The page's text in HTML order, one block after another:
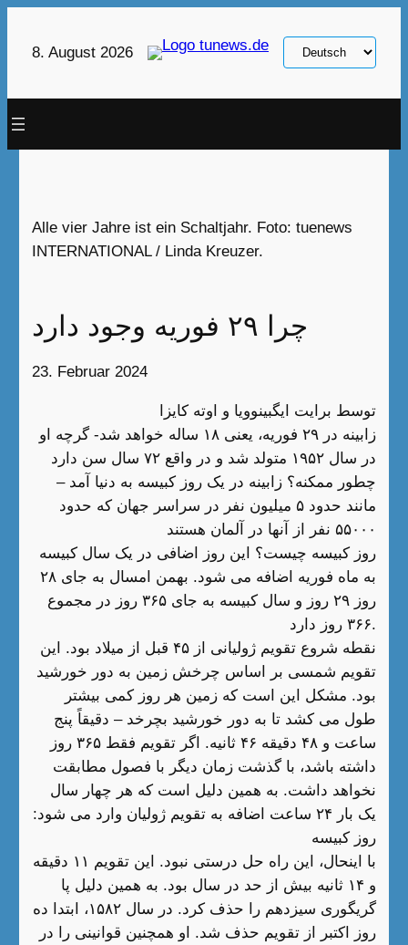
8. August 2026
Sprache
auswählen
Alle vier Jahre ist ein Schaltjahr. Foto: tuenews
INTERNATIONAL / Linda Kreuzer.
چرا ۲۹ فوریه وجود دارد
23. Februar 2024
توسط برایت ایگبینوویا و اوته کایزا
زابینه در ۲۹ فوریه، یعنی ۱۸ ساله خواهد شد- گرچه او
در سال ۱۹۵۲ متولد شد و در واقع ۷۲ سال سن دارد
چطور ممکنه؟ زابینه در یک روز کبیسه به دنیا آمد –
مانند حدود ۵ میلیون نفر در سراسر جهان که حدود
۵۵۰۰۰ نفر از آنها در آلمان هستند
روز کبیسه چیست؟ این روز اضافی در یک سال کبیسه
به ماه فوریه اضافه می شود. بهمن امسال به جای ۲۸
روز ۲۹ روز و سال کبیسه به جای ۳۶۵ روز در مجموع
۳۶۶ روز دارد.
نقطه شروع تقویم ژولیانی از ۴۵ قبل از میلاد بود. این
تقویم شمسی بر اساس چرخش زمین به دور خورشید
بود. مشکل این است که زمین هر روز کمی بیشتر
طول می کشد تا به دور خورشید بچرخد – دقیقاً پنج
ساعت و ۴۸ دقیقه ۴۶ ثانیه. اگر تقویم فقط ۳۶۵ روز
داشته باشد، با گذشت زمان دیگر با فصول مطابقت
نخواهد داشت. به همین دلیل است که هر چهار سال
یک بار ۲۴ ساعت اضافه به تقویم ژولیان وارد می شود:
روز کبیسه
با اینحال، این راه حل درستی نبود. این تقویم ۱۱ دقیقه
و ۱۴ ثانیه بیش از حد در سال بود. به همین دلیل پا
گریگوری سیزدهم را حذف کرد. در سال ۱۵۸۲، ابتدا ده
روز اکتبر از تقویم حذف شد. او همچنین قوانینی را در